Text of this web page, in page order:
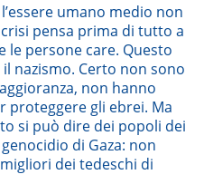
umano medio non
pensa prima di tutto a
le persone care. Questo
nazismo. Certo non sono
non hanno
proteggere gli ebrei. Ma
si può dire dei popoli dei
di Gaza: non
dei tedeschi di